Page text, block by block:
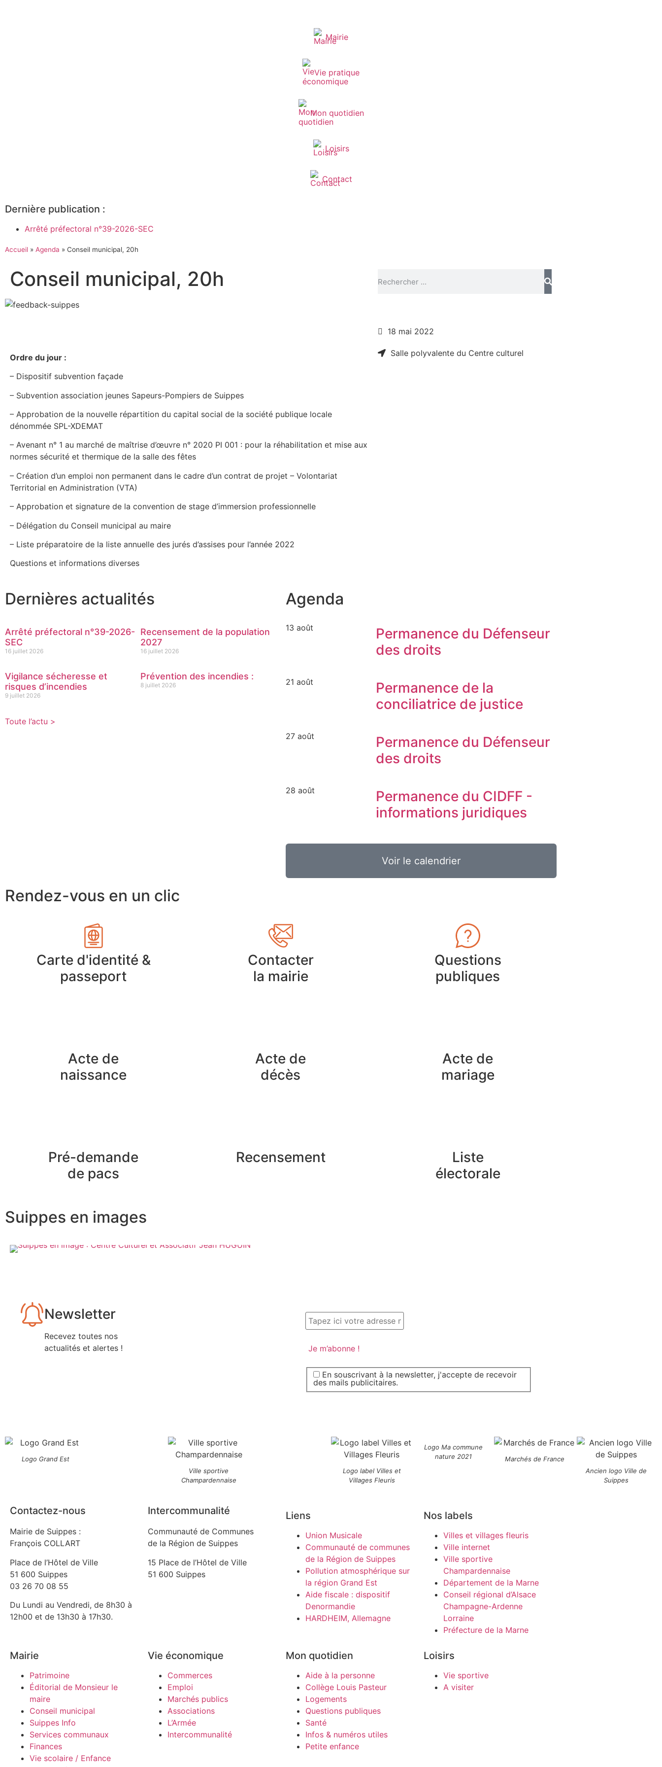
Mairie
Vie pratique
Mon quotidien
Loisirs
Contact
Dernière publication :
Arrêté préfectoral n°39-2026-SEC
Accueil » Agenda » Conseil municipal, 20h
Conseil municipal, 20h
Ordre du jour :
– Dispositif subvention façade
– Subvention association jeunes Sapeurs-Pompiers de Suippes
– Approbation de la nouvelle répartition du capital social de la société publique locale
dénommée SPL-XDEMAT
– Avenant n° 1 au marché de maîtrise d’œuvre n° 2020 PI 001 : pour la réhabilitation et mise aux
normes sécurité et thermique de la salle des fêtes
– Création d’un emploi non permanent dans le cadre d’un contrat de projet – Volontariat
Territorial en Administration (VTA)
– Approbation et signature de la convention de stage d’immersion professionnelle
– Délégation du Conseil municipal au maire
– Liste préparatoire de la liste annuelle des jurés d’assises pour l’année 2022
Questions et informations diverses
18 mai 2022
Salle polyvalente du Centre culturel
Dernières actualités
Arrêté préfectoral n°39-2026-
SEC
16 juillet 2026
Recensement de la population
2027
16 juillet 2026
Vigilance sécheresse et
risques d’incendies
9 juillet 2026
Prévention des incendies :
8 juillet 2026
Toute l’actu >
Agenda
13 août
Permanence du Défenseur
des droits
21 août
Permanence de la
conciliatrice de justice
27 août
Permanence du Défenseur
des droits
28 août
Permanence du CIDFF -
informations juridiques
Voir le calendrier
Rendez-vous en un clic
Carte d'identité &
passeport
Contacter
la mairie
Questions
publiques
Acte de
naissance
Acte de
décès
Acte de
mariage
Pré-demande
de pacs
Recensement
Liste
électorale
Suippes en images
Newsletter
Recevez toutes nos
actualités et alertes !
En souscrivant à la newsletter, j'accepte de recevoir
des mails publicitaires.
Logo Grand Est
Ville sportive
Champardennaise
Logo label Villes et
Villages Fleuris
Logo Ma commune
nature 2021
Marchés de France
Ancien logo Ville de
Suippes
Contactez-nous
Mairie de Suippes :
François COLLART
Place de l’Hôtel de Ville
51 600 Suippes
03 26 70 08 55
Du Lundi au Vendredi, de 8h30 à
12h00 et de 13h30 à 17h30.
Intercommunalité
Communauté de Communes
de la Région de Suippes
15 Place de l’Hôtel de Ville
51 600 Suippes
Liens
Union Musicale
Communauté de communes
de la Région de Suippes
Pollution atmosphérique sur
la région Grand Est
Aide fiscale : dispositif
Denormandie
HARDHEIM, Allemagne
Nos labels
Villes et villages fleuris
Ville internet
Ville sportive
Champardennaise
Département de la Marne
Conseil régional d’Alsace
Champagne-Ardenne
Lorraine
Préfecture de la Marne
Mairie
Patrimoine
Éditorial de Monsieur le
maire
Conseil municipal
Suippes Info
Services communaux
Finances
Vie scolaire / Enfance
Vie économique
Commerces
Emploi
Marchés publics
Associations
L’Armée
Intercommunalité
Mon quotidien
Aide à la personne
Collège Louis Pasteur
Logements
Questions publiques
Santé
Infos & numéros utiles
Petite enfance
Loisirs
Vie sportive
A visiter